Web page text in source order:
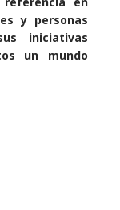
y personas
iniciativas
un mundo